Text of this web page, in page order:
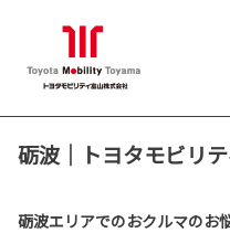
砺波｜トヨタモビリ
砺波エリアでのおクルマのお